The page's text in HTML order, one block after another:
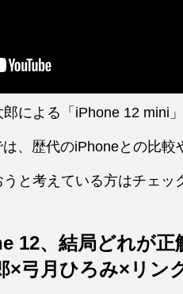
による「iPhone 12 mini
は、歴代のiPhoneとの比
と考えている方はチェッ
12、結局どれが
×弓月ひろみ×リン